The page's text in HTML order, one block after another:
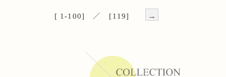
[ 1-100] ／ [119] →